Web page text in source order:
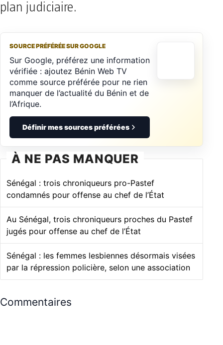
plan judiciaire.
SOURCE PRÉFÉRÉE SUR GOOGLE
Sur Google, préférez une information
vérifiée : ajoutez Bénin Web TV
comme source préférée pour ne rien
manquer de l’actualité du Bénin et de
l’Afrique.
Définir mes sources préférées
À NE PAS MANQUER
Sénégal : trois chroniqueurs pro-Pastef
condamnés pour offense au chef de l’État
Au Sénégal, trois chroniqueurs proches du Pastef
jugés pour offense au chef de l’État
Sénégal : les femmes lesbiennes désormais visées
par la répression policière, selon une association
Commentaires